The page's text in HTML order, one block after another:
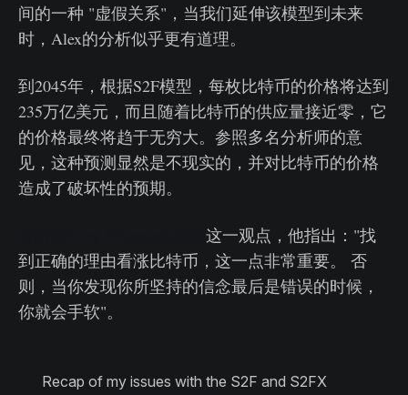
间的一种 "虚假关系"，当我们延伸该模型到未来
时，Alex的分析似乎更有道理。
到2045年，根据S2F模型，每枚比特币的价格将达到
235万亿美元，而且随着比特币的供应量接近零，它
的价格最终将趋于无穷大。参照多名分析师的意
见，这种预测显然是不现实的，并对比特币的价格
造成了破坏性的预期。
这一观点，他指出："找
到正确的理由看涨比特币，这一点非常重要。 否
则，当你发现你所坚持的信念最后是错误的时候，
你就会手软"。
Recap of my issues with the S2F and S2FX